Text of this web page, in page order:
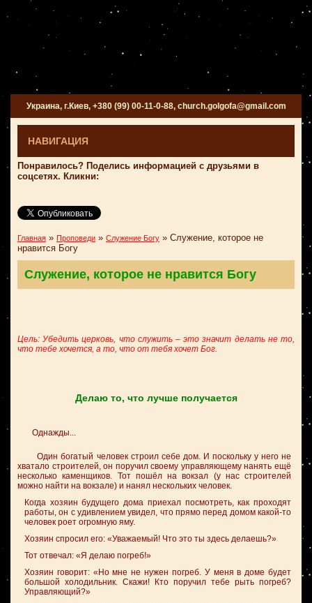
Украина, г.Киев, +380 (99) 00-11-0-88, church.golgofa@gmail.com
НАВИГАЦИЯ
Понравилось? Поделись информацией с друзьями в
соцсетях. Кликни:
Главная » Проповеди » Служение Богу » Служение, которое не
нравится Богу
Служение, которое не нравится Богу
Цель: Убедить церковь, что служить – это значит делать не то,
что тебе хочется, а то, что от тебя хочет Бог.
Делаю то, что лучше получается
Однажды...
Один богатый человек строил себе дом. И поскольку у него не
хватало строителей, он поручил своему управляющему нанять ещё
несколько каменщиков. Тот пошёл на вокзал (у нас строителей
можно найти на вокзале) и нанял нескольких человек.
Когда хозяин будущего дома приехал посмотреть, как проходят
работы, он с удивлением увидел, что прямо перед домом какой-то
человек роет огромную яму.
Хозяин спросил его: «Уважаемый! Что это ты здесь делаешь?»
Тот отвечал: «Я делаю погреб!»
Хозяин говорит: «Но мне не нужен погреб. У меня в доме будет
большой холодильник. Скажи! Кто поручил тебе рыть погреб?
Управляющий?»